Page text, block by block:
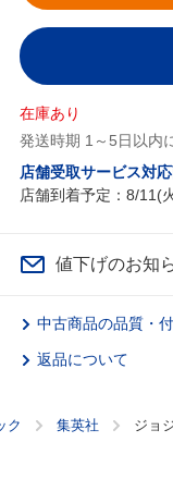
在庫あり
発送時期 1～5日以内
店舗受取サービス対
店舗到着予定：8/11(
値下げのお知
中古商品の品質・
返品について
ク 集英社 ジョ